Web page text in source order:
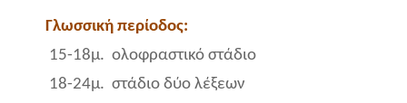
Γλωσσική περίοδος:
15-18μ. ολοφραστικό στάδιο
18-24μ. στάδιο δύο λέξεων